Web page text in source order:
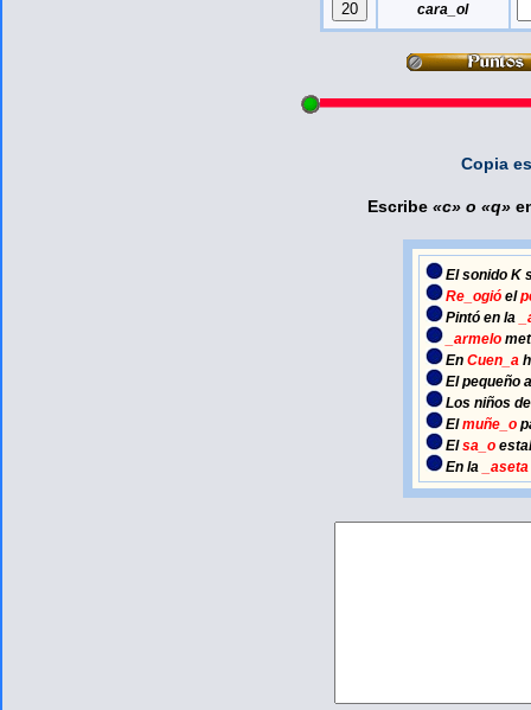
cara_ol
Copia
Escribe «c» o «q»
El sonidoK
Re_ogió el
Pintó en la
_armelo
EnCuen_a
El pequeño
Los niños
Elmuñe_o
Elsa_o
En la
_aseta